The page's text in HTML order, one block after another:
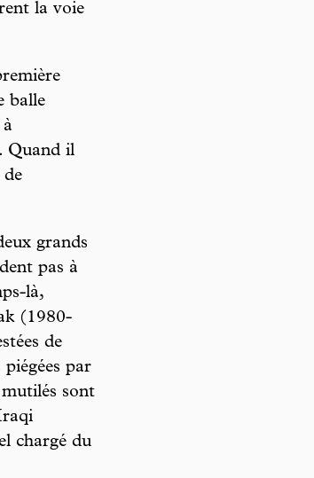
la voie
balle
Quand il
grands
pas à
là,
(1980-
de
par
sont
chargé du